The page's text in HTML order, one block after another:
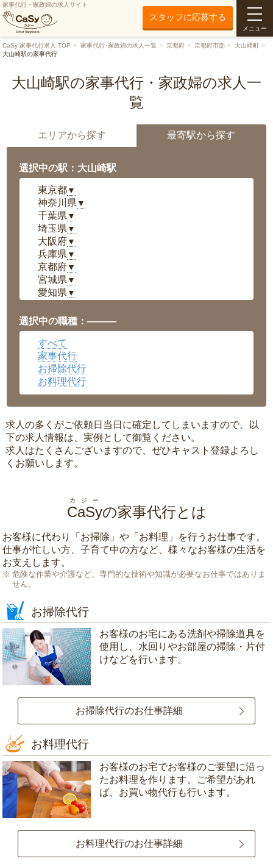
家事代行・家政婦の求人サイト
スタッフに応募する
メニュー
CaSy 家事代行求人 TOP 家事代行･家政婦の求人一覧 京都府 京都府市部
大山崎町
大山崎駅の家事代行
大山崎駅の家事代行・家政婦の求人一
覧
エリアから探す 最寄駅から探す
選択中の駅：大山崎駅
東京都▼
神奈川県 ▼
千葉県 ▼
埼玉県 ▼
大阪府▼
兵庫県 ▼
京都府▼
宮城県 ▼
愛知県 ▼
岡山県▼
広島県▼
沖縄県
選択中の職種：———
すべて
家事代行
お掃除代行
お料理代行
求人の多くがご依頼日当日に確定してしまいますので、以
下の求人情報は、実例として御覧ください。
求人はたくさんございますので、ぜひキャスト登録よろし
くお願いします。
CaSy
カジー
の家事代行とは
お客様に代わり「 お掃除 」や「 お料理 」を行うお仕事です。
仕事が忙しい方、子育て中の方など、様々なお客様の生活を
お支えします。
危険な作業や介護など、専門的な技術や知識が必要なお仕事ではありま
せん。
お掃除代行
お客様のお宅にある洗剤や掃除道具を
使用し、水回りやお部屋の掃除・片付
けなどを行います。
お掃除代行のお仕事詳細
お料理代行
お客様のお宅でお客様のご要望に沿っ
たお料理を作ります。ご希望があれ
ば、お買い物代行も行います。
お料理代行のお仕事詳細